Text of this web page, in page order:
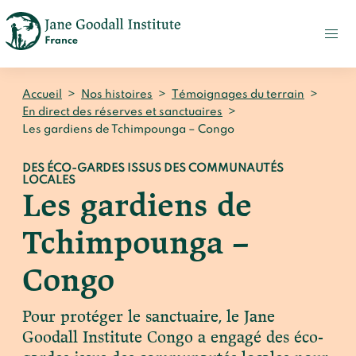
PRESSE
CONTACT
Qui sommes-nous ?
Accueil
Jane Goodall
Le Jane Goodall Institute France
Notre écosystème
Nos documents
Notre impact
Accueil
Nos actions sur le terrain en France
Nos actions sur le terrain en Afrique
Nos histoires
Accueil
Les histoires du docteur Jane
Témoignages du terrain
S'engager
Accueil
UN
Accueil > Nos histoires > Témoignages du terrain
>
En direct des réserves et sanctuaires
>
Les gardiens de Tchimpounga – Congo
DES ÉCO-GARDES ISSUS DES COMMUNAUTÉS
LOCALES
Les gardiens de
Tchimpounga –
Congo
Pour protéger le sanctuaire, le Jane
Goodall Institute Congo a engagé des éco-